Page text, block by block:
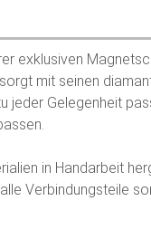
exklusiven
mit seinen
jeder Gelegenheit
in Handarbeit
Verbindungsteile